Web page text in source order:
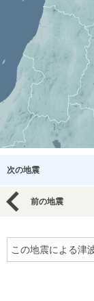
次の地震
前の地震
この地震による津